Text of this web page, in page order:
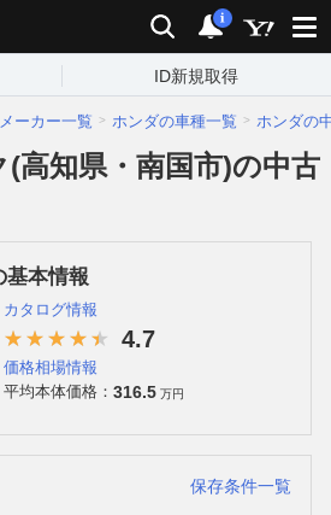
検索 通知
i
ID新規取得
メーカー一覧 ホンダの車種一覧 ホンダの
高知県・南国市)の中古
基本情報
カタログ情報
4.7
価格相場情報
平均本体価格： 316.5 万円
保存条件一覧